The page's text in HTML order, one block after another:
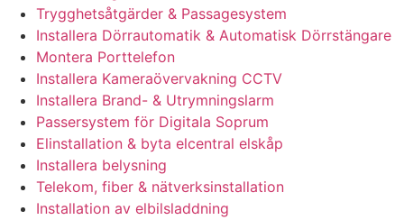
Trygghetsåtgärder & Passagesystem
Installera Dörrautomatik & Automatisk Dörrstängare
Montera Porttelefon
Installera Kameraövervakning CCTV
Installera Brand- & Utrymningslarm
Passersystem för Digitala Soprum
Elinstallation & byta elcentral elskåp
Installera belysning
Telekom, fiber & nätverksinstallation
Installation av elbilsladdning